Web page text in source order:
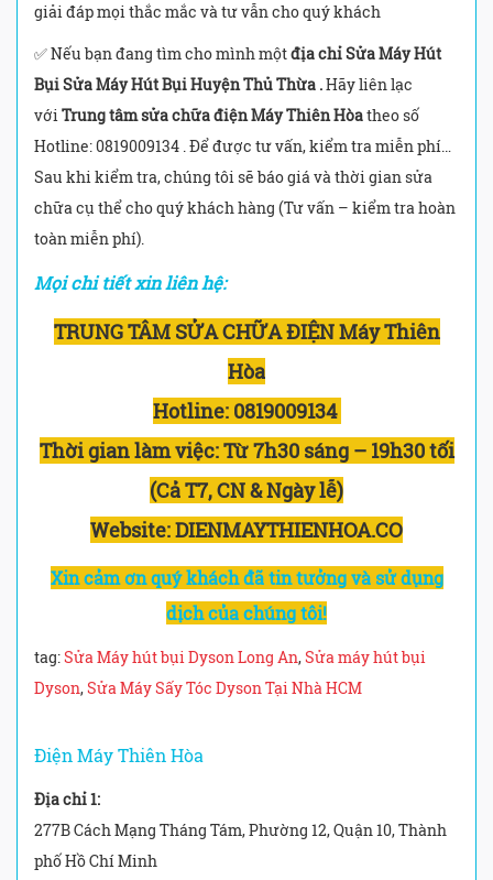
giải đáp mọi thắc mắc và tư vẫn cho quý khách
✅ Nếu bạn đang tìm cho mình mộtđịa chỉ Sửa Máy Hút
Bụi Sửa Máy Hút Bụi Huyện Thủ Thừa .Hãy liên lạc
vớiTrung tâm sửa chữa điện Máy Thiên Hòatheo số
Hotline: 0819009134 . Để được tư vấn, kiểm tra miễn phí…
Sau khi kiểm tra, chúng tôi sẽ báo giá và thời gian sửa
chữa cụ thể cho quý khách hàng (Tư vấn – kiểm tra hoàn
toàn miễn phí).
Mọi chi tiết xin liên hệ:
TRUNG TÂM SỬA CHỮA ĐIỆN Máy Thiên
Hòa
Hotline: 0819009134
Thời gian làm việc:Từ 7h30 sáng – 19h30 tối
(Cả T7, CN & Ngày lễ)
Website: DIENMAYTHIENHOA.CO
Xin cảm ơn quý khách đã tin tưởng và sử dụng
dịch của chúng tôi!
tag:Sửa Máy hút bụi Dyson Long An,Sửa máy hút bụi
Dyson,Sửa Máy Sấy Tóc Dyson Tại Nhà HCM
Điện Máy Thiên Hòa
Địa chỉ 1:
277B Cách Mạng Tháng Tám, Phường 12, Quận 10, Thành
phố Hồ Chí Minh